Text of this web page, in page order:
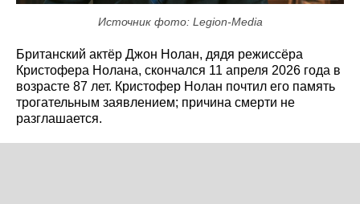
Источник фото: Legion-Media
Британский актёр Джон Нолан, дядя режиссёра
Кристофера Нолана, скончался 11 апреля 2026 года в
возрасте 87 лет. Кристофер Нолан почтил его память
трогательным заявлением; причина смерти не
разглашается.